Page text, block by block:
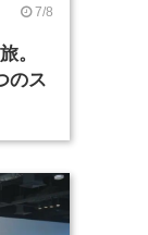
7/8
。
のス